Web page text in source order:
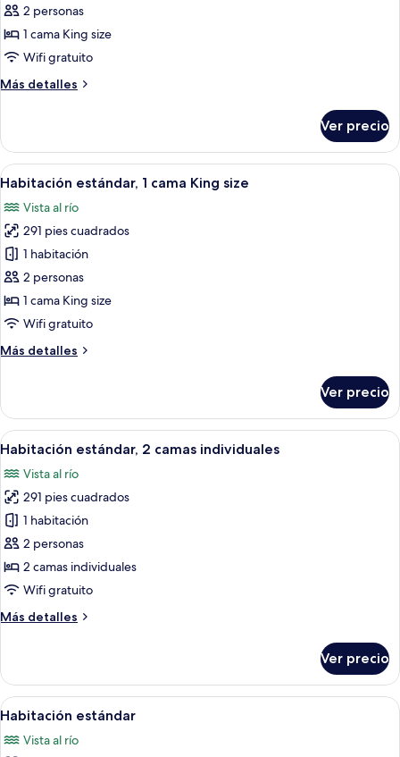
Habitación
estándar,
1
King
2 personas
1 cama King size
Wifi gratuito
Más detalles
Más
estándar,
cama
size
Ver precio
Abrir
todas
las
fotos
de
Habitación
estándar,
1
King
Habitación de hotel con cama,
4
Habitación estándar, 1 cama King size
Vista al río
291 pies cuadrados
1 habitación
2 personas
1 cama King size
Wifi gratuito
Más detalles
Más
estándar,
cama
size
Ver precio
Abrir
todas
las
fotos
de
Habitación
estándar,
2
individuales
Habitación de hotel con dos camas,
8
Habitación estándar, 2 camas individuales
Vista al río
291 pies cuadrados
1 habitación
2 personas
2 camas individuales
Wifi gratuito
Más detalles
Más
estándar,
camas
Ver precio
Abrir
todas
las
Habitación de hotel con cama,
6
Habitación estándar
Vista al río